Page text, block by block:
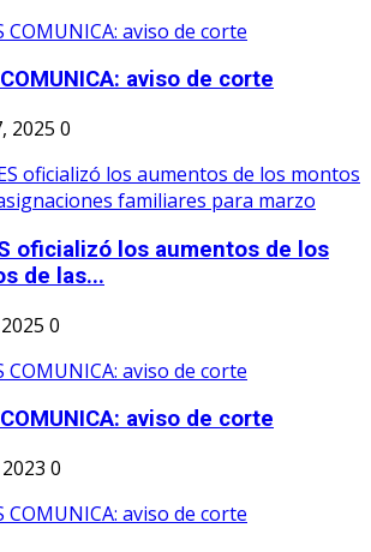
aviso de corte
2025 0
oficializó los aumentos de los
de las...
0
aviso de corte
0